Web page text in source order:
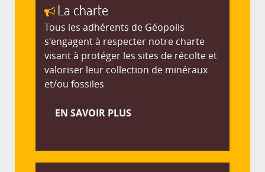
La charte
Tous les adhérents de Géopolis
s'engagent à respecter notre charte
visant à protéger les sites de récolte et
valoriser leur collection de minéraux
et/ou fossiles
EN SAVOIR PLUS